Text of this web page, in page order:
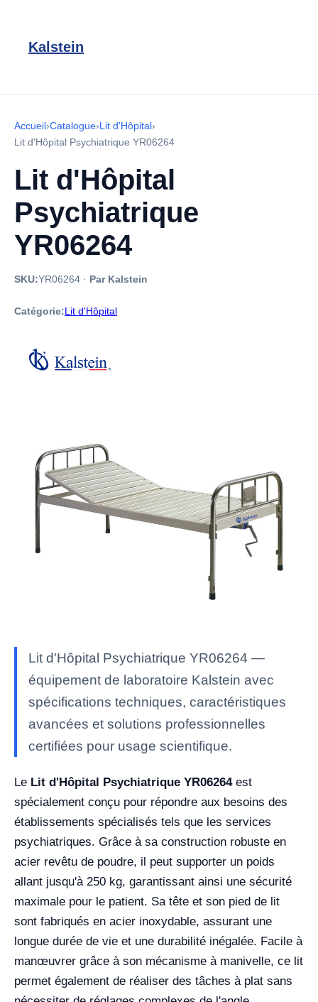
Kalstein
Accueil›Catalogue›Lit d'Hôpital›
Lit d'Hôpital Psychiatrique YR06264
Lit d'Hôpital
Psychiatrique
YR06264
SKU:YR06264 · Par Kalstein
Catégorie:Lit d'Hôpital
Lit d'Hôpital Psychiatrique YR06264 —
équipement de laboratoire Kalstein avec
spécifications techniques, caractéristiques
avancées et solutions professionnelles
certifiées pour usage scientifique.
Le Lit d'Hôpital Psychiatrique YR06264est
spécialement conçu pour répondre aux besoins des
établissements spécialisés tels que les services
psychiatriques. Grâce à sa construction robuste en
acier revêtu de poudre, il peut supporter un poids
allant jusqu'à 250 kg, garantissant ainsi une sécurité
maximale pour le patient. Sa tête et son pied de lit
sont fabriqués en acier inoxydable, assurant une
longue durée de vie et une durabilité inégalée. Facile à
manœuvrer grâce à son mécanisme à manivelle, ce lit
permet également de réaliser des tâches à plat sans